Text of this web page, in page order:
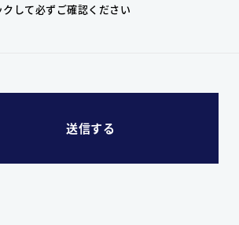
して必ずご確認ください